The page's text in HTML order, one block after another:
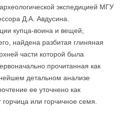
экспедицией МГУ
Д.А. Авдусина.
купца-воина и вещей,
найдена разбитая глиняная
части которой была
прочитанная как
детальном анализе
ее уточнено как
горчица или горчичное семя.